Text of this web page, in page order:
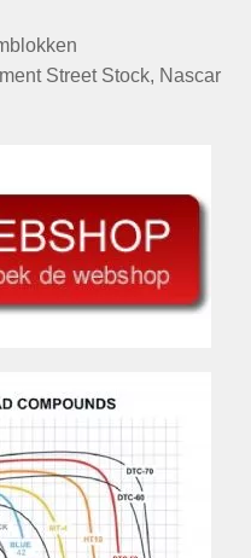
Street Stock, Nascar